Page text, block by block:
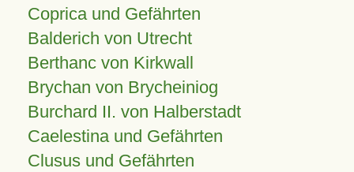
Coprica und Gefährten
Balderich von Utrecht
Berthanc von Kirkwall
Brychan von Brycheiniog
Burchard II. von Halberstadt
Caelestina und Gefährten
Clusus und Gefährten